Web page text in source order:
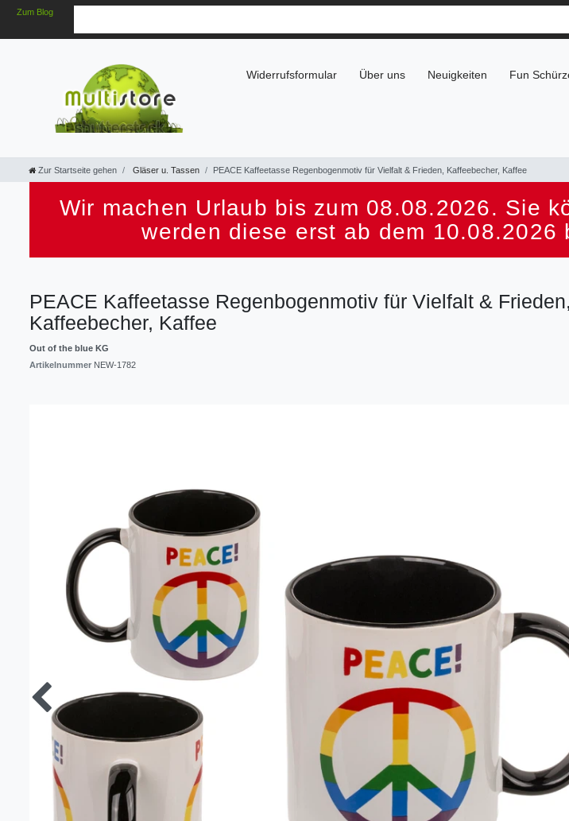
Zum Blog
Widerrufsformular Über uns Neuigkeiten Fun
Zur Startseite gehen Gläser u. Tassen PEACE Kaffeetasse Regenbogenmotiv für Vielfalt & Frieden, Kaffeebecher, Kaffee
Wir machen Urlaub bis zum 08.08.2026. Sie
werden diese erst ab dem 10.08.2026
PEACE Kaffeetasse Regenbogenmotiv für Vielfalt & Frieden,
Kaffeebecher, Kaffee
Out of the blue KG
Artikelnummer NEW-1782